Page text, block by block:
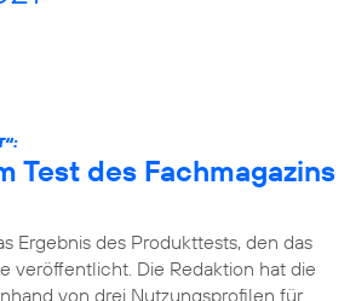
Test des Fachmagazins
Ergebnis des Produkttests, den das
veröffentlicht. Die Redaktion hat die
von drei Nutzungsprofilen für